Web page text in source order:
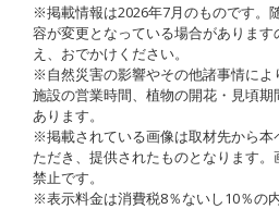
※掲載情報は2026年7月のものです。
容が変更となっている場合があります
え、おでかけください。
※自然災害の影響やその他諸事情によ
施設の営業時間、植物の開花・見頃
あります。
※掲載されている画像は取材先から本
ただき、提供されたものとなります
禁止です。
※表示料金は消費税8％ないし10％の